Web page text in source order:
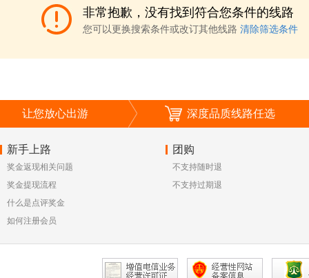
非常抱歉，没有找到符合您条件的线路
您可以更换搜索条件或改订其他线路 清除筛选条件
让您放心出游 深度品质线路任选
新手上路
奖金返现相关问题
奖金提现流程
什么是点评奖金
如何注册会员
团购
不支持随时退
不支持过期退